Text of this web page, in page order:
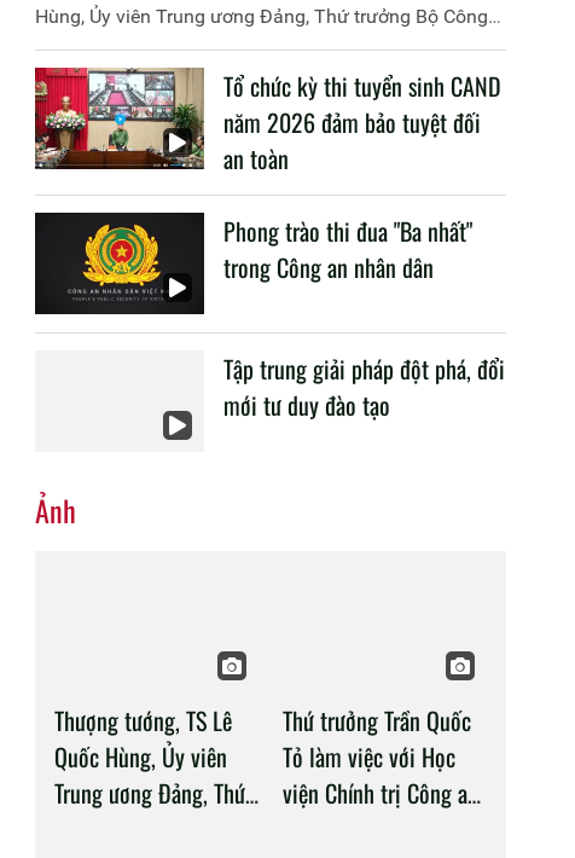
Hùng, Ủy viên Trung ương Đảng, Thứ trưởng Bộ Công
an đã đồng chủ trì buổi làm việc với các đơn vị của 2
Bộ về một số nội dung liên quan đến công tác giáo dục
và đào tạo của lực lượng CAND.Tổ chức kỳ thi tuyển sinh CAND
năm 2026 đảm bảo tuyệt đối
an toàn
Phong trào thi đua "Ba nhất"
trong Công an nhân dân
Tập trung giải pháp đột phá, đổi
mới tư duy đào tạo
Ảnh
Thượng tướng, TS Lê
Quốc Hùng, Ủy viên
Trung ương Đảng, Thứ
Thứ trưởng Trần Quốc
Tỏ làm việc với Học
viện Chính trị Công an